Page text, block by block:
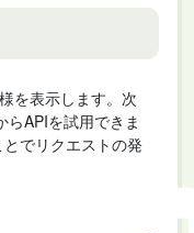
を表示します。次
APIを試用できま
でリクエストの発